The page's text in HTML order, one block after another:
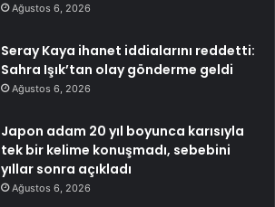
Ağustos 6, 2026
Seray Kaya ihanet iddialarını reddetti:
Sahra Işık’tan olay gönderme geldi
Ağustos 6, 2026
Japon adam 20 yıl boyunca karısıyla
tek bir kelime konuşmadı, sebebini
yıllar sonra açıkladı
Ağustos 6, 2026